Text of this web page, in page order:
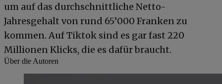
um auf das durchschnittliche Netto-
Jahresgehalt von rund 65’000 Franken zu
kommen. Auf Tiktok sind es gar fast 220
Millionen Klicks, die es dafür braucht.
Über die Autoren